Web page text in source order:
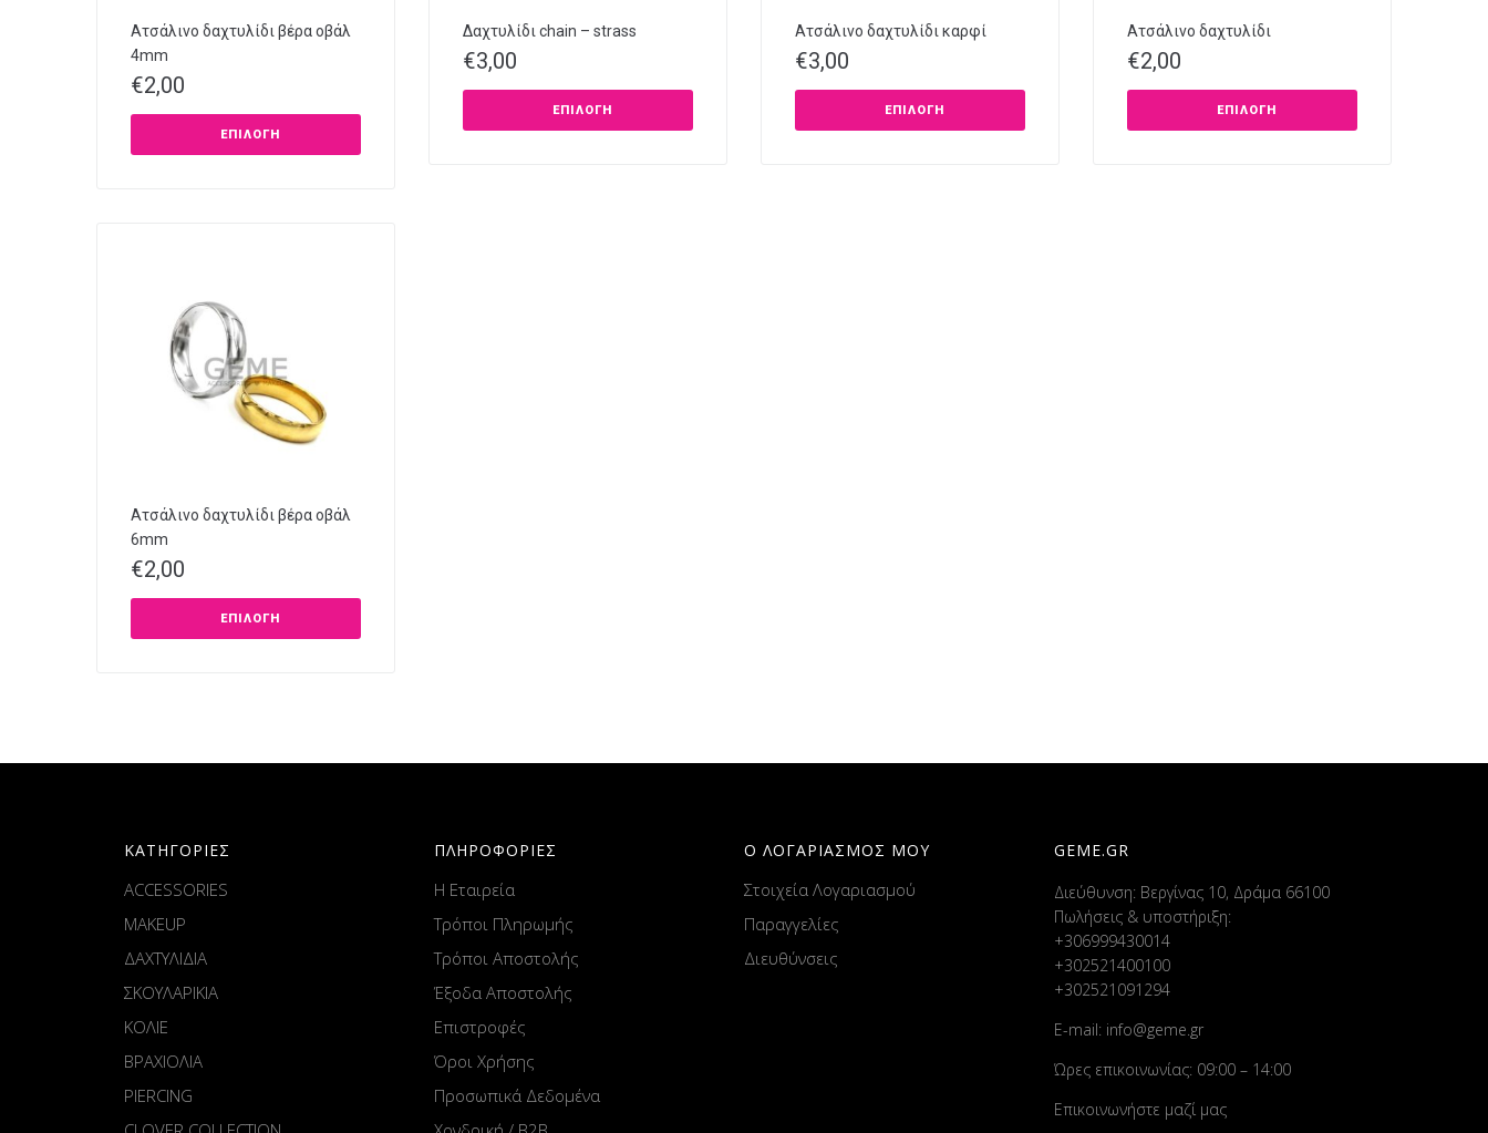
Ατσάλινο δαχτυλίδι βέρα οβάλ
4mm
€2,00
ΕΠΙΛΟΓΉ
Δαχτυλίδι chain – strass
€3,00
ΕΠΙΛΟΓΉ
Ατσάλινο δαχτυλίδι καρφί
€3,00
ΕΠΙΛΟΓΉ
Ατσάλινο δαχτυλίδι
€2,00
ΕΠΙΛΟΓΉ
Ατσάλινο δαχτυλίδι βέρα οβάλ
6mm
€2,00
ΕΠΙΛΟΓΉ
ΚΑΤΗΓΟΡΙΕΣ
ACCESSORIES
MAKEUP
ΔΑΧΤΥΛΙΔΙΑ
ΣΚΟΥΛΑΡΙΚΙΑ
ΚΟΛΙΕ
ΒΡΑΧΙΟΛΙΑ
PIERCING
ΠΛΗΡΟΦΟΡΙΕΣ
Η Εταιρεία
Τρόποι Πληρωμής
Τρόποι Αποστολής
Έξοδα Αποστολής
Επιστροφές
Όροι Χρήσης
Προσωπικά Δεδομένα
Ο ΛΟΓΑΡΙΑΣΜΟΣ ΜΟΥ
Στοιχεία Λογαριασμού
Παραγγελίες
Διευθύνσεις
GEME.GR
Διεύθυνση: Βεργίνας 10, Δράμα 66100
Πωλήσεις & υποστήριξη:
+306999430014
+302521400100
+302521091294
E-mail: info@geme.gr
Ώρες επικοινωνίας: 09:00 – 14:00
Επικοινωνήστε μαζί μας